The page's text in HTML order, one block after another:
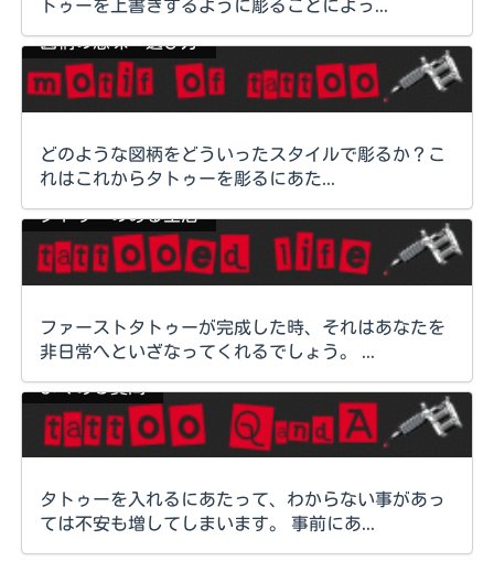
トゥーを上書きするように彫ることによっ...
図柄の意味・選び方
どのような図柄をどういったスタイルで彫るか？こ
れはこれからタトゥーを彫るにあた...
タトゥーのある生活
ファーストタトゥーが完成した時、それはあなたを
非日常へといざなってくれるでしょう。 ...
よくある質問
タトゥーを入れるにあたって、わからない事があっ
ては不安も増してしまいます。 事前にあ...